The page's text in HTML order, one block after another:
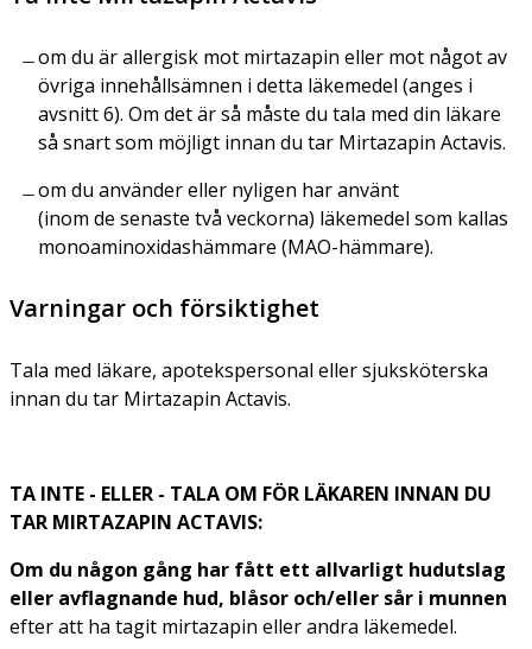
om du är allergisk mot mirtazapin eller mot något av
övriga innehållsämnen i detta läkemedel (anges i
avsnitt 6). Om det är så måste du tala med din läkare
så snart som möjligt innan du tar Mirtazapin Actavis.
om du använder eller nyligen har använt
(inom de senaste två veckorna) läkemedel som kallas
monoaminoxidashämmare (MAO-hämmare).
Varningar och försiktighet
Tala med läkare, apotekspersonal eller sjuksköterska
innan du tar Mirtazapin Actavis.
TA INTE - ELLER - TALA OM FÖR LÄKAREN INNAN DU
TAR MIRTAZAPIN ACTAVIS:
Om du någon gång har fått ett allvarligt hudutslag
eller avflagnande hud, blåsor och/eller sår i munnen
efter att ha tagit mirtazapin eller andra läkemedel.